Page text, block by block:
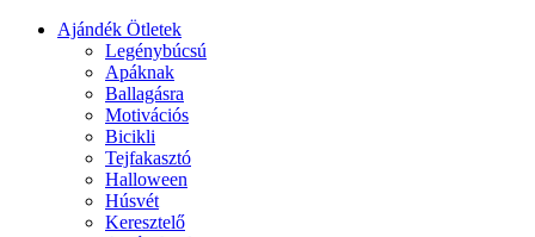
Ajándék Ötletek
Legénybúcsú
Apáknak
Ballagásra
Motivációs
Bicikli
Tejfakasztó
Halloween
Húsvét
Keresztelő